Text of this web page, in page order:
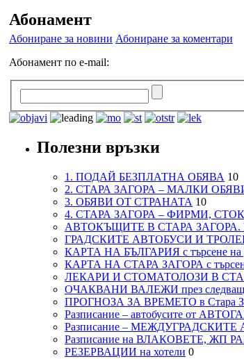
Абонамент
Абониране за новини Абониране за коментари
Абонамент по e-mail:
Полезни връзки
1. ПОДАЙ БЕЗПЛАТНА ОБЯВА 10
2. СТАРА ЗАГОРА – МАЛКИ
3. ОБЯВИ ОТ СТРАНАТА 10
4. СТАРА ЗАГОРА – ФИРМИ,
АВТОКЪЩИТЕ В СТАРА
ГРАДСКИТЕ АВТОБУСИ И
КАРТА НА БЪЛГАРИЯ с търсене на
КАРТА НА СТАРА ЗАГОРА с
ЛЕКАРИ И СТОМАТОЛОЗИ В
ОЧАКВАНИ ВАЛЕЖИ през
ПРОГНОЗА ЗА ВРЕМЕТО в Стара
Разписание – автобусите от
Разписание – МЕЖДУГРАДСКИТЕ
Разписание на ВЛАКОВЕТЕ, ЖП
РЕЗЕРВАЦИИ на хотели 0